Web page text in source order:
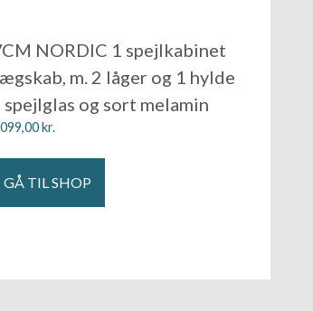
NORDIC 1 spejlkabinet
m. 2 låger og 1 hylde
spejlglas og sort melamin
kr.
GÅ TIL SHOP